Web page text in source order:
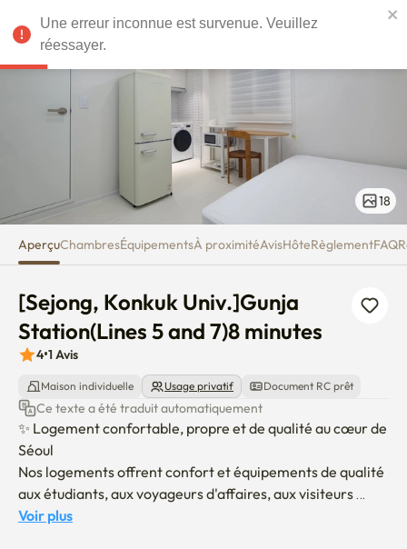
[Sejong, Konkuk Univ.]Gunja
EUR
18
AperçuChambresÉquipementsÀ proximitéAvisHôteRèglementFAQ
[Sejong, Konkuk Univ.]Gunja
Station(Lines 5 and 7)8 minutes
4•1Avis
Maison individuelle Usage privatif Document RC prêt
Ce texte a été traduit automatiquement
✨ Logement confortable, propre et de qualité au cœur de
Séoul
Nos logements offrent confort et équipements de qualité
aux étudiants, aux voyageurs d'affaires, aux visiteurs
médicaux et aux touristes nationaux et internationaux.
Voir plus
Une erreur inconnue est survenue. Veuillez
réessayer.